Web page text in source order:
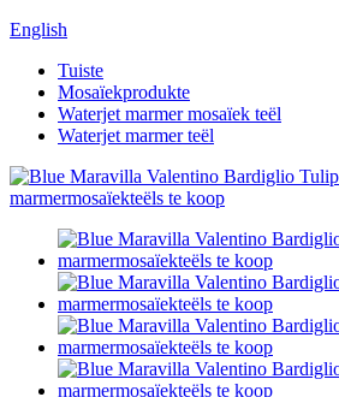
English
Tuiste
Mosaïekprodukte
Waterjet marmer mosaïek teël
Waterjet marmer teël